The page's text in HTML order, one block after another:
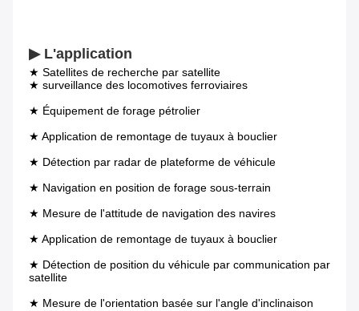
▶ L'application
★ Satellites de recherche par satellite
★ surveillance des locomotives ferroviaires
★ Équipement de forage pétrolier
★ Application de remontage de tuyaux à bouclier
★ Détection par radar de plateforme de véhicule
★ Navigation en position de forage sous-terrain
★ Mesure de l'attitude de navigation des navires
★ Application de remontage de tuyaux à bouclier
★ Détection de position du véhicule par communication par
satellite
★ Mesure de l'orientation basée sur l'angle d'inclinaison